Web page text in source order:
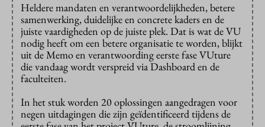
Heldere mandaten en verantwoordelijkheden, betere
samenwerking, duidelijke en concrete kaders en de
juiste vaardigheden op de juiste plek. Dat is wat de VU
nodig heeft om een betere organisatie te worden, blijkt
uit de Memo en verantwoording eerste fase VUture
die vandaag wordt verspreid via Dashboard en de
faculteiten.
In het stuk worden 20 oplossingen aangedragen voor
negen uitdagingen die zijn geïdentificeerd tijdens de